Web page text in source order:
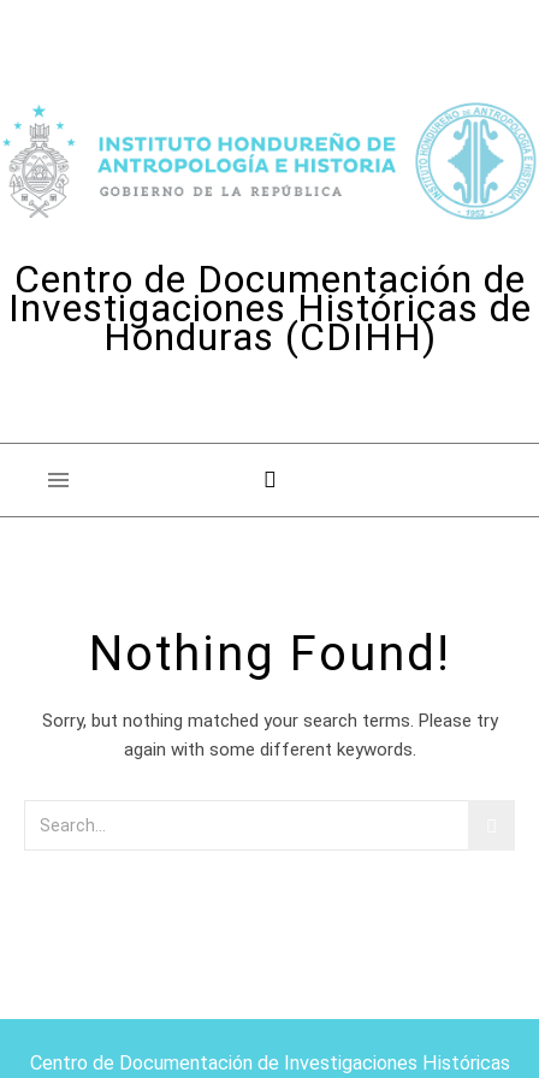
Centro de Documentación de
Investigaciones Históricas de
Honduras (CDIHH)
Nothing Found!
Sorry, but nothing matched your search terms. Please try
again with some different keywords.
Centro de Documentación de Investigaciones Históricas